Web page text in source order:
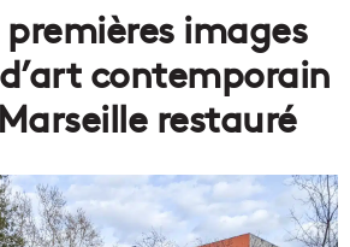
premières images
contemporain
restauré